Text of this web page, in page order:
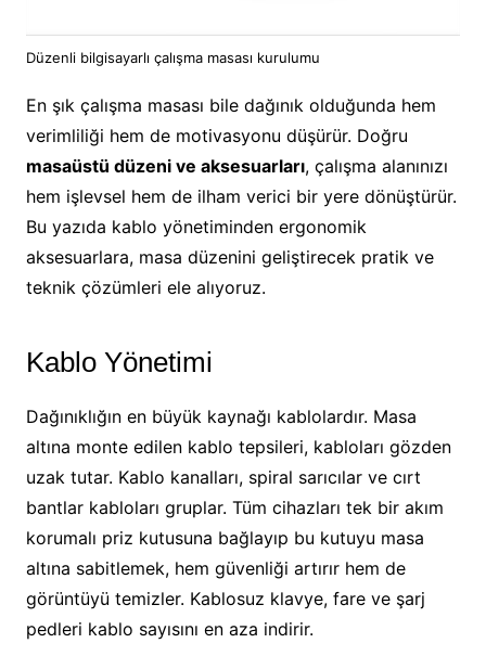
Düzenli bilgisayarlı çalışma masası kurulumu
En şık çalışma masası bile dağınık olduğunda hem
verimliliği hem de motivasyonu düşürür. Doğru
masaüstü düzeni ve aksesuarları, çalışma alanınızı
hem işlevsel hem de ilham verici bir yere dönüştürür.
Bu yazıda kablo yönetiminden ergonomik
aksesuarlara, masa düzenini geliştirecek pratik ve
teknik çözümleri ele alıyoruz.
Kablo Yönetimi
Dağınıklığın en büyük kaynağı kablolardır. Masa
altına monte edilen kablo tepsileri, kabloları gözden
uzak tutar. Kablo kanalları, spiral sarıcılar ve cırt
bantlar kabloları gruplar. Tüm cihazları tek bir akım
korumalı priz kutusuna bağlayıp bu kutuyu masa
altına sabitlemek, hem güvenliği artırır hem de
görüntüyü temizler. Kablosuz klavye, fare ve şarj
pedleri kablo sayısını en aza indirir.